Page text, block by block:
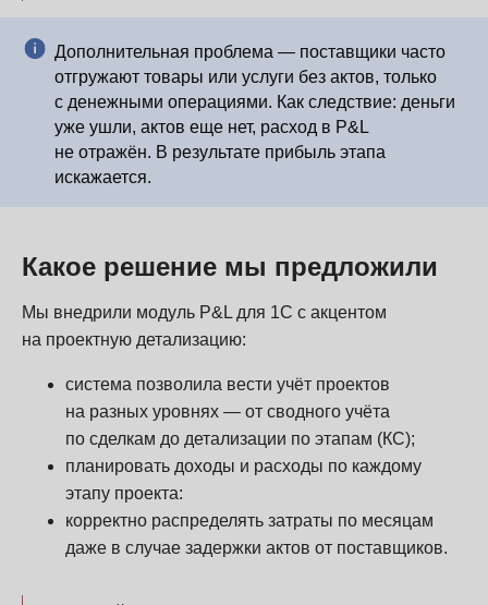
Дополнительная проблема — поставщики часто
отгружают товары или услуги без актов, только
с денежными операциями. Как следствие: деньги
уже ушли, актов еще нет, расход в P&L
не отражён. В результате прибыль этапа
искажается.
Какое решение мы предложили
Мы внедрили модуль P&L для 1С с акцентом
на проектную детализацию:
система позволила вести учёт проектов
на разных уровнях — от сводного учёта
по сделкам до детализации по этапам (КС);
планировать доходы и расходы по каждому
этапу проекта:
корректно распределять затраты по месяцам
даже в случае задержки актов от поставщиков.